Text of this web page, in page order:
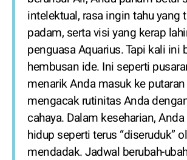
intelektual, rasa ingin tahu yang
padam, serta visi yang kerap
penguasa Aquarius. Tapi kali ini
hembusan ide. Ini seperti
menarik Anda masuk ke
mengacak rutinitas Anda
cahaya. Dalam keseharian,
hidup seperti terus “diseruduk”
mendadak. Jadwal berubah-